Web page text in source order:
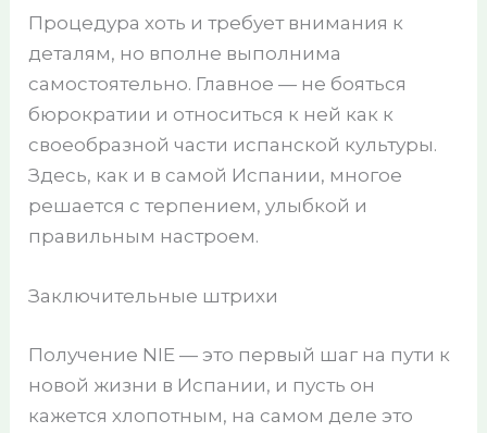
Процедура хоть и требует внимания к
деталям, но вполне выполнима
самостоятельно. Главное — не бояться
бюрократии и относиться к ней как к
своеобразной части испанской культуры.
Здесь, как и в самой Испании, многое
решается с терпением, улыбкой и
правильным настроем.
Заключительные штрихи
Получение NIE — это первый шаг на пути к
новой жизни в Испании, и пусть он
кажется хлопотным, на самом деле это